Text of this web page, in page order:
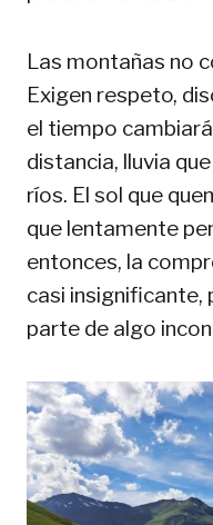
Las montañas no
Exigen respeto,
el tiempo
distancia, lluvia
ríos. El sol que
que lentamente
entonces, la
casi insignificante,
parte de algo